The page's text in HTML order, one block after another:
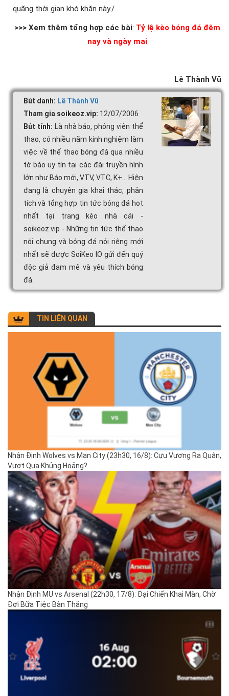
quãng thời gian khó khăn này./
>>> Xem thêm tổng hợp các bài: Tỷ lệ kèo bóng đá đêm
nay và ngày mai
Lê Thành Vũ
Bút danh: Lê Thành Vũ
Tham gia soikeoz.vip: 12/07/2006
Bút tính: Là nhà báo, phóng viên thể
thao, có nhiều năm kinh nghiệm làm
việc về thể thao bóng đá qua nhiều
tờ báo uy tín tại các đài truyền hình
lớn như Báo mới, VTV, VTC, K+... Hiện
đang là chuyên gia khai thác, phân
tích và tổng hợp tin tức bóng đá hot
nhất tại trang kèo nhà cái -
soikeoz.vip - Những tin tức thể thao
nói chung và bóng đá nói riêng mới
nhất sẽ được SoiKeo IO gửi đến quý
độc giả đam mê và yêu thích bóng
đá.
TIN LIÊN QUAN
Nhận Định Wolves vs Man City (23h30, 16/8): Cựu Vương Ra Quân,
Vượt Qua Khủng Hoảng?
Nhận Định MU vs Arsenal (22h30, 17/8): Đại Chiến Khai Màn, Chờ
Đợi Bữa Tiệc Bàn Thắng